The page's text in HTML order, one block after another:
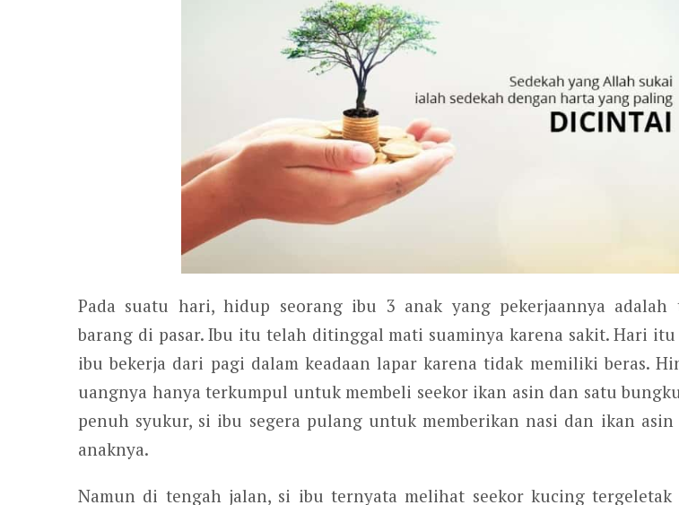
Pada suatu hari, hidup seorang ibu 3 anak yang pekerjaannya adalah
barang di pasar. Ibu itu telah ditinggal mati suaminya karena sakit. Hari itu
ibu bekerja dari pagi dalam keadaan lapar karena tidak memiliki beras.
uangnya hanya terkumpul untuk membeli seekor ikan asin dan satu
penuh syukur, si ibu segera pulang untuk memberikan nasi dan ikan
anaknya.
Namun di tengah jalan, si ibu ternyata melihat seekor kucing